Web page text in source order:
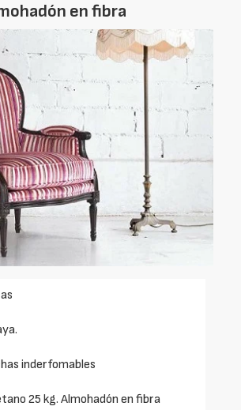
en fibra
inderfomables
25 kg. Almohadón en fibra